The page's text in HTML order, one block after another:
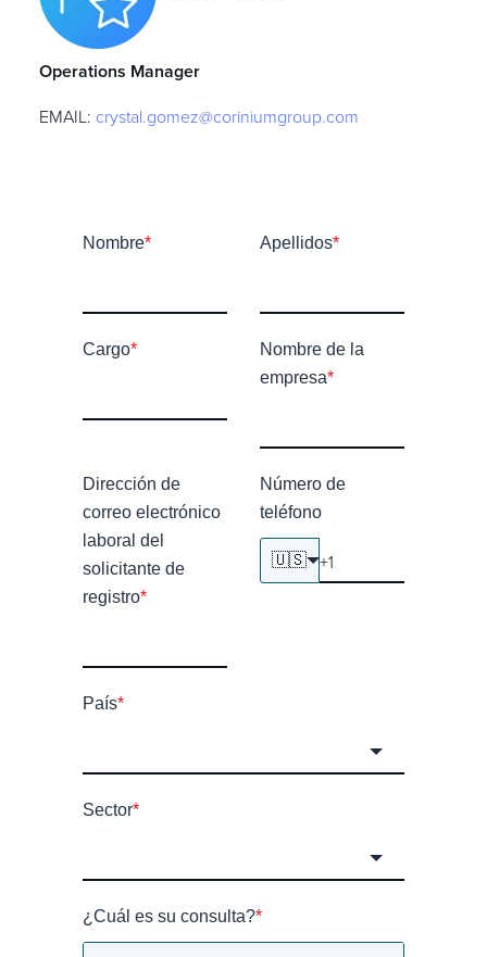
Operations Manager
EMAIL: crystal.gomez@coriniumgroup.com
Nombre* Apellidos*
Cargo*
Nombre de la
empresa*
Dirección de
correo electrónico
laboral del
solicitante de
registro*
Número de
teléfono
🇺🇸
País*
Sector*
¿Cuál es su consulta?*